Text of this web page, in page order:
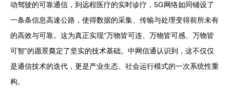
动驾驶的可靠通信，到远程医疗的实时诊疗，5G网络如同铺设了
一条条信息高速公路，使得数据的采集、传输与处理变得前所未有
的高效与可靠。这为真正实现“万物皆可连、万物皆可感、万物皆
可智”的愿景奠定了坚实的技术基础。中网信通认识到，这不仅仅
是通信技术的迭代，更是产业生态、社会运行模式的一次系统性重
构。